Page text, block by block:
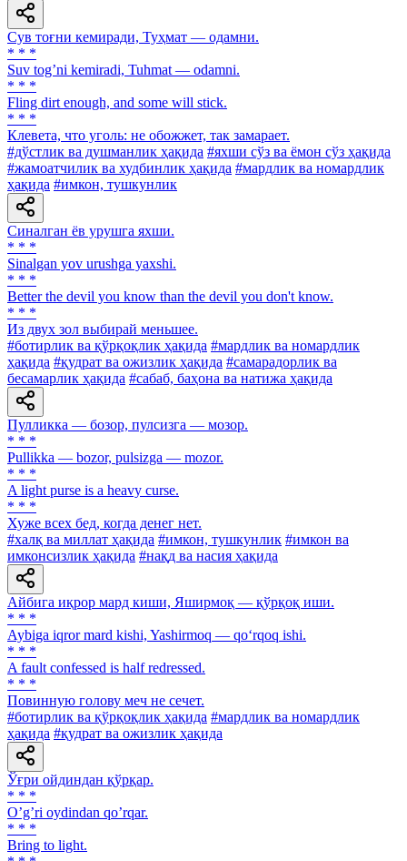
Сув тоғни кемиради, Туҳмат — одамни.
* * *
Suv togʼni kemiradi, Tuhmat — odamni.
* * *
Fling dirt enough, and some will stick.
* * *
Клевета, что уголь: не обожжет, так замарает.
#дўстлик ва душманлик ҳақида #яхши сўз ва ёмон сўз ҳақида
#жамоатчилик ва худбинлик ҳақида #мардлик ва номардлик
ҳақида #имкон, тушкунлик
Синалган ёв урушга яхши.
* * *
Sinalgan yov urushga yaxshi.
* * *
Better the devil you know than the devil you don't know.
* * *
Из двух зол выбирай меньшее.
#ботирлик ва қўрқоқлик ҳақида #мардлик ва номардлик
ҳақида #қудрат ва ожизлик ҳақида #самарадорлик ва
бесамарлик ҳақида #сабаб, баҳона ва натижа ҳақида
Пулликка — бозор, пулсизга — мозор.
* * *
Pullikka — bozor, pulsizga — mozor.
* * *
A light purse is a heavy curse.
* * *
Хуже всех бед, когда денег нет.
#халқ ва миллат ҳақида #имкон, тушкунлик #имкон ва
имконсизлик ҳақида #нақд ва насия ҳақида
Айбига иқрор мард киши, Яширмоқ — қўрқоқ иши.
* * *
Aybiga iqror mard kishi, Yashirmoq — qo‘rqoq ishi.
* * *
A fault confessed is half redressed.
* * *
Повинную голову меч не сечет.
#ботирлик ва қўрқоқлик ҳақида #мардлик ва номардлик
ҳақида #қудрат ва ожизлик ҳақида
Ўғри ойдиндан қўрқар.
* * *
Oʼgʼri oydindan qoʼrqar.
* * *
Bring to light.